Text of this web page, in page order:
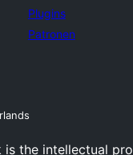
Plugins
Patronen
is the intellectual